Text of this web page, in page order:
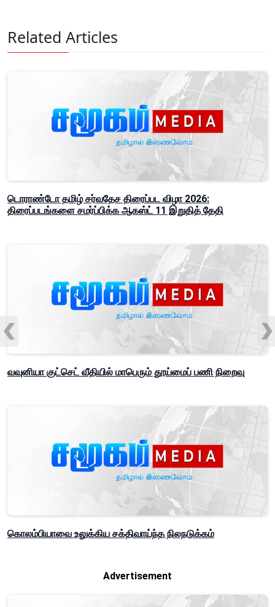
Related Articles
டொராண்டோ தமிழ் சர்வதேச திரைப்பட விழா 2026:
திரைப்படங்களை சமர்ப்பிக்க ஆகஸ்ட் 11 இறுதித் தேதி
வவுனியா குட்செட் வீதியில் மாபெரும் தூய்மைப் பணி நிறைவு
கொலம்பியாவை உலுக்கிய சக்திவாய்ந்த நிலநடுக்கம்
Advertisement